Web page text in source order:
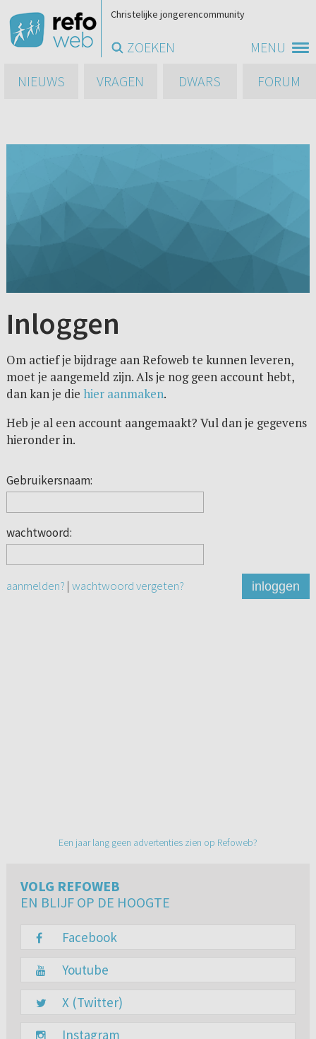
MENU
Christelijke jongerencommunity
ZOEKEN
NIEUWS
VRAGEN DWARS FORUM
Inloggen
Om actief je bijdrage aan Refoweb te kunnen leveren,
moet je aangemeld zijn. Als je nog geen account hebt,
dan kan je die hier aanmaken.
Heb je al een account aangemaakt? Vul dan je gegevens
hieronder in.
Gebruikersnaam:
wachtwoord:
aanmelden? | wachtwoord vergeten? inloggen
Een jaar lang geen advertenties zien op Refoweb?
VOLG REFOWEB
EN BLIJF OP DE HOOGTE
Facebook
Youtube
X (Twitter)
Instagram